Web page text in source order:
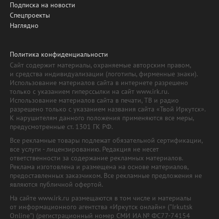
Подписка на новости
Спецпроекты
Наглядно
Политика конфиденциальности
Сайт содержит материалы, охраняемые авторским правом,
и средства индивидуализации (логотипы, фирменные знаки).
Использование материалов сайта в интернете разрешено
только с указанием гиперссылки на сайт www.irk.ru.
Использование материалов сайта в печати, ТВ и радио
разрешено только с указанием названия сайта «Твой Иркутск».
К нарушителям данного положения применяются все меры,
предусмотренные ст. 1301 ГК РФ.
Все рекламные товары подлежат обязательной сертификации,
все услуги - лицензированию. Редакция не несет
ответственности за содержание рекламных материалов.
Реклама изготовлена и размещена на основе материалов,
предоставленных заказчиком. Все рекламные предложения не
являются публичной офертой.
На сайте www.irk.ru размещаются в том числе и материалы
от информационного агентства «Иркутск онлайн» ("Irkutsk
Online") (регистрационный номер СМИ ИА № ФС77-74154